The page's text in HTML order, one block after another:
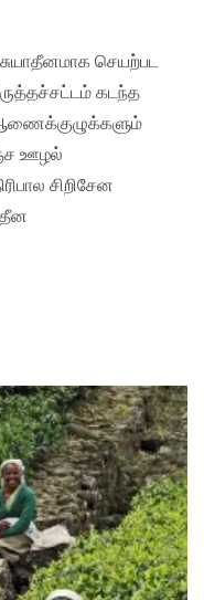
செயற்பட
கடந்த
ஊழல்
சிறிசேன